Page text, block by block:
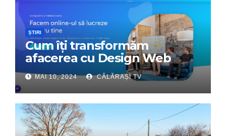
ȘTIRI
Cum îți transformăm
afacerea cu Design Web
Interactiv – Partenerul tău
digital de încredere
MAI 10, 2024 CĂLĂRAȘI TV